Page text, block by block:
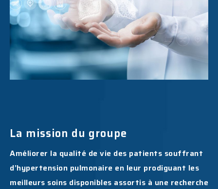
La mission du groupe
Améliorer la qualité de vie des patients souffrant
d’hypertension pulmonaire en leur prodiguant les
meilleurs soins disponibles assortis à une recherche